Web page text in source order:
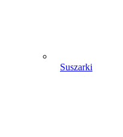
Suszarki